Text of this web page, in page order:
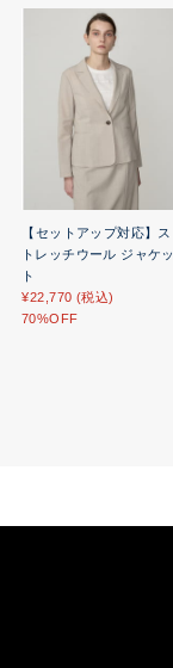
【セットアップ対応】ス
トレッチウール ジャケッ
ト
¥22,770 (税込)
70%OFF